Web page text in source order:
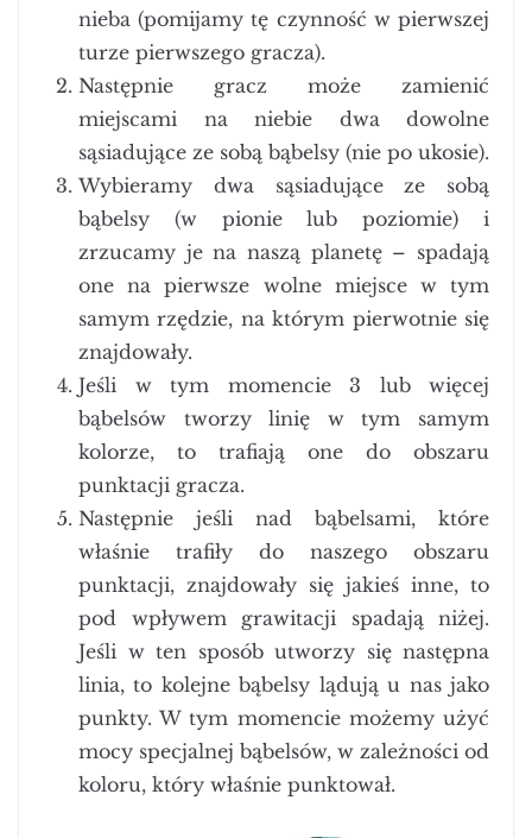
nieba (pomijamy tę czynność w pierwszej
turze pierwszego gracza).
Następnie gracz może zamienić
miejscami na niebie dwa dowolne
sąsiadujące ze sobą bąbelsy (nie po ukosie).
Wybieramy dwa sąsiadujące ze sobą
bąbelsy (w pionie lub poziomie) i
zrzucamy je na naszą planetę – spadają
one na pierwsze wolne miejsce w tym
samym rzędzie, na którym pierwotnie się
znajdowały.
Jeśli w tym momencie 3 lub więcej
bąbelsów tworzy linię w tym samym
kolorze, to trafiają one do obszaru
punktacji gracza.
Następnie jeśli nad bąbelsami, które
właśnie trafiły do naszego obszaru
punktacji, znajdowały się jakieś inne, to
pod wpływem grawitacji spadają niżej.
Jeśli w ten sposób utworzy się następna
linia, to kolejne bąbelsy lądują u nas jako
punkty. W tym momencie możemy użyć
mocy specjalnej bąbelsów, w zależności od
koloru, który właśnie punktował.